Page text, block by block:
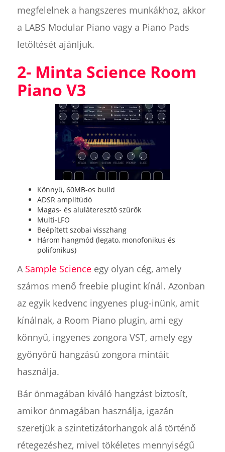
megfelelnek a hangszeres munkákhoz, akkor
a LABS Modular Piano vagy a Piano Pads
letöltését ajánljuk.
2- Minta Science Room
Piano V3
Könnyű, 60MB-os build
ADSR amplitúdó
Magas- és aluláteresztő szűrők
Multi-LFO
Beépített szobai visszhang
Három hangmód (legato, monofonikus és
polifonikus)
A Sample Scienceegy olyan cég, amely
számos menő freebie plugint kínál. Azonban
az egyik kedvenc ingyenes plug-inünk, amit
kínálnak, a Room Piano plugin, ami egy
könnyű, ingyenes zongora VST, amely egy
gyönyörű hangzású zongora mintáit
használja.
Bár önmagában kiváló hangzást biztosít,
amikor önmagában használja, igazán
szeretjük a szintetizátorhangok alá történő
rétegezéshez, mivel tökéletes mennyiségű